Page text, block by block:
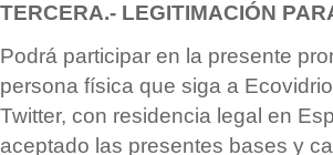
TERCERA.- LEGITIMACIÓN
Podrá participar en la presente
persona física que siga a
Twitter, con residencia legal en
aceptado las presentes bases y